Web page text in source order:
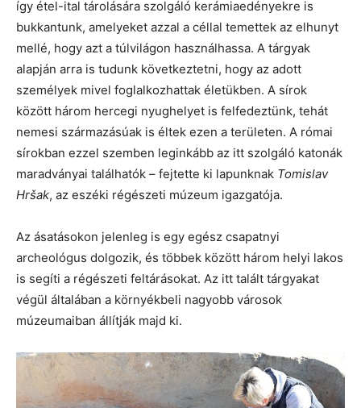
így étel-ital tárolására szolgáló kerámiaedényekre is
bukkantunk, amelyeket azzal a céllal temettek az elhunyt
mellé, hogy azt a túlvilágon használhassa. A tárgyak
alapján arra is tudunk következtetni, hogy az adott
személyek mivel foglalkozhattak életükben. A sírok
között három hercegi nyughelyet is felfedeztünk, tehát
nemesi származásúak is éltek ezen a területen. A római
sírokban ezzel szemben leginkább az itt szolgáló katonák
maradványai találhatók – fejtette ki lapunknak Tomislav
Hršak, az eszéki régészeti múzeum igazgatója.
Az ásatásokon jelenleg is egy egész csapatnyi
archeológus dolgozik, és többek között három helyi lakos
is segíti a régészeti feltárásokat. Az itt talált tárgyakat
végül általában a környékbeli nagyobb városok
múzeumaiban állítják majd ki.